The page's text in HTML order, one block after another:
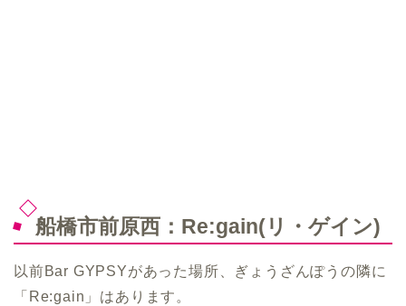
船橋市前原西：Re:gain(リ・ゲイン)
以前Bar GYPSYがあった場所、ぎょうざんぽうの隣に
「Re:gain」はあります。